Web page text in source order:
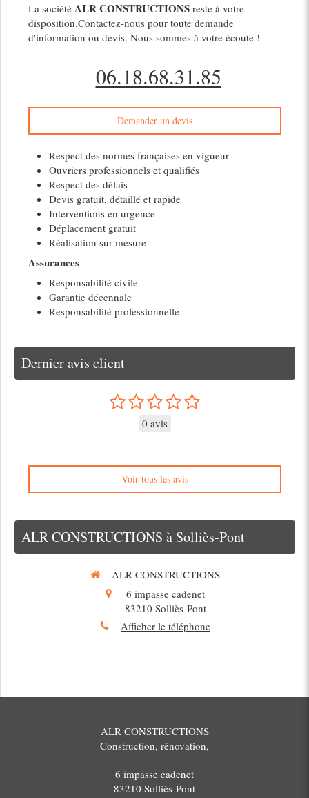
La société ALR CONSTRUCTIONS reste à votre
disposition.Contactez-nous pour toute demande
d'information ou devis. Nous sommes à votre écoute !
06.18.68.31.85
Demander un devis
Respect des normes françaises en vigueur
Ouvriers professionnels et qualifiés
Respect des délais
Devis gratuit, détaillé et rapide
Interventions en urgence
Déplacement gratuit
Réalisation sur-mesure
Assurances
Responsabilité civile
Garantie décennale
Responsabilité professionnelle
Dernier avis client
0 avis
Voir tous les avis
ALR CONSTRUCTIONS à Solliès-Pont
ALR CONSTRUCTIONS
6 impasse cadenet
83210 Solliès-Pont
Afficher le téléphone
ALR CONSTRUCTIONS
Construction, rénovation,
6 impasse cadenet
83210 Solliès-Pont